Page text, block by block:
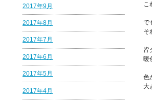
こ
で
そ
皆
暖
色
大
2017年9月
2017年8月
2017年7月
2017年6月
2017年5月
2017年4月